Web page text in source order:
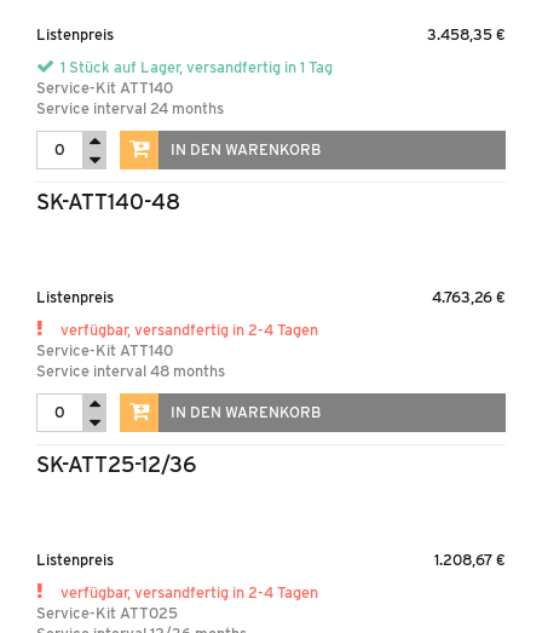
Listenpreis
3.458,35 €
1 Stück auf Lager, versandfertig in 1 Tag
Service-Kit ATT140
Service interval 24 months
IN DEN WARENKORB
SK-ATT140-48
Listenpreis
4.763,26 €
verfügbar, versandfertig in 2-4 Tagen
Service-Kit ATT140
Service interval 48 months
IN DEN WARENKORB
SK-ATT25-12/36
Listenpreis
1.208,67 €
verfügbar, versandfertig in 2-4 Tagen
Service-Kit ATT025